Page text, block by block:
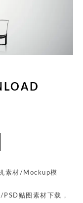
素材/Mockup模
贴图素材下载，